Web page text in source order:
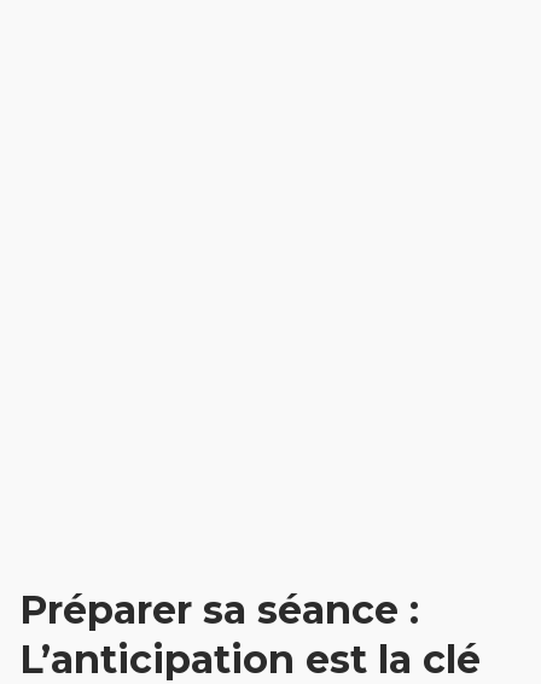
Préparer sa séance :
L’anticipation est la clé